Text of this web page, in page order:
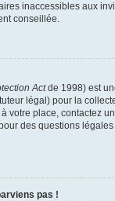
inaccessibles aux
conseillée.
Actde 1998) est
légal) pour la
votre place, contactez
des questions
pas !